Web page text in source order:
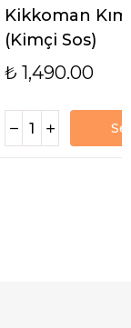
Kikkoman
(Kimçi Sos)
₺ 1,490.00